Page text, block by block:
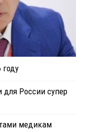
году
для России супер
медикам